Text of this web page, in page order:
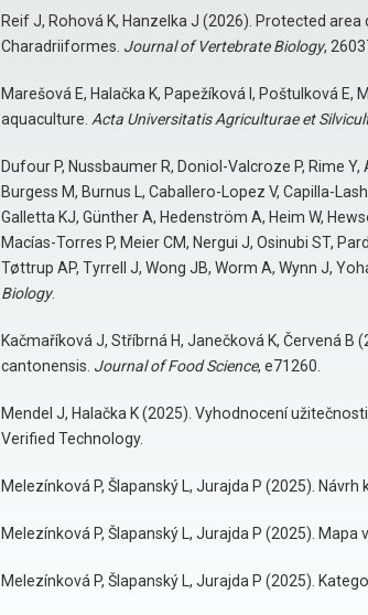
Reif J, Rohová K, Hanzelka J (2026). Protected
Charadriiformes. Journal of Vertebrate Biology,
Marešová E, Halačka K, Papežíková I, Poštulková
aquaculture. Acta Universitatis Agriculturae et
Dufour P, Nussbaumer R, Doniol-Valcroze P, Rime
Burgess M, Burnus L, Caballero-Lopez V, Capilla-
Galletta KJ, Günther A, Hedenström A, Heim W,
Macías-Torres P, Meier CM, Nergui J, Osinubi ST,
Tøttrup AP, Tyrrell J, Wong JB, Worm A, Wynn J,
Biology.
Kačmaříková J, Stříbrná H, Janečková K, Červená
cantonensis. Journal of Food Science, e71260.
Mendel J, Halačka K (2025). Vyhodnocení
Verified Technology.
Melezínková P, Šlapanský L, Jurajda P (2025).
Melezínková P, Šlapanský L, Jurajda P (2025).
Melezínková P, Šlapanský L, Jurajda P (2025).